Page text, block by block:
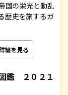
国の栄光と動乱
歴史を旅するガ
細を見る
鑑 ２０２１